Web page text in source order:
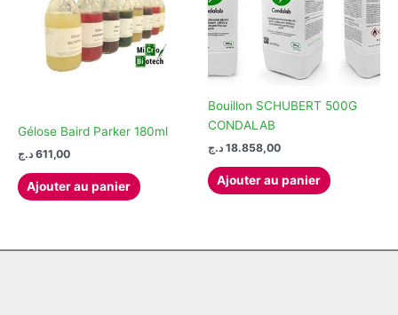
Gélose Baird Parker 180ml
611,00 د.ج
Ajouter au panier
Bouillon SCHUBERT 500G
CONDALAB
18.858,00 د.ج
Ajouter au panier